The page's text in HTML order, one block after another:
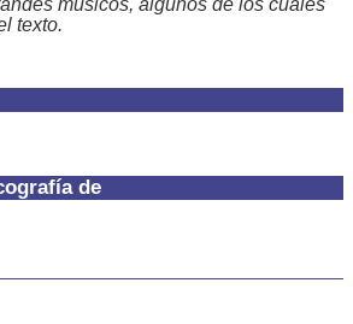
de
músicos, algunos de los cuales
texto.